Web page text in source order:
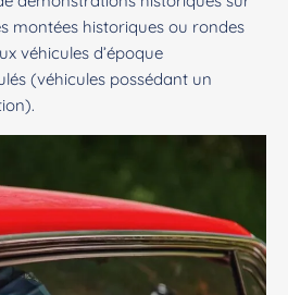
montées historiques ou rondes
véhicules d’époque
(véhicules possédant un